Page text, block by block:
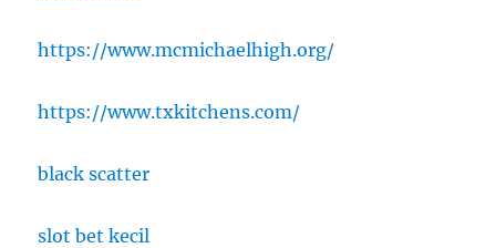
https://www.mcmichaelhigh.org/
https://www.txkitchens.com/
black scatter
slot bet kecil